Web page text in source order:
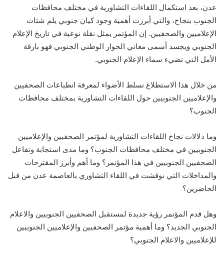
عدن، بعد استكمال اللقاءات التشاورية في مختلف محافظات
الجنوب بنجاح، والتي أبرزت أهمية وجود كيان جنوبي يلم شتات
الإعلاميين والصحفيين. إن المؤتمر يمثل نقلة نوعية في تاريخ الإعلام
الجنوبي ويجسد أسمى معاني الحوار الوطني الجنوبي فهو بارقة
الأمل التي تضيء سماء الإعلام الجنوبي.
من خلال هذا الاستطلاع نسلط الأضواء لمعرفة انطباعات الصحفيين
والإعلاميين الجنوبيين حول اللقاءات التشاورية بمختلف محافظات
الجنوب؟
وما دلالات نجاح اللقاءات التشاورية لمؤتمر الصحفيين والإعلاميين
الجنوبيين في مختلف محافظات الجنوب؟ وما مدى استجابة وتفاعل
الصحفيين الجنوبيين في هذا المؤتمر؟ وما أهم وأبرز المقترحات
والمداخلات التي نوقشت في اللقاء التشاوري بالعاصمة عدن من قبل
الحاضرين؟
وهل قدم المؤتمر رؤية جديدة لمستقبل الصحفيين الجنوبيين والاعلام
الجنوبي الجديد؟ وما أهمية مؤتمر الصحفيين والإعلاميين الجنوبيين
للإعلاميين والاعلام الجنوبي؟